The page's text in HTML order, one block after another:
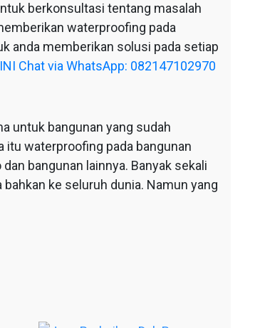
berkonsultasi tentang masalah
waterproofing pada
anda memberikan solusi pada setiap
Chat via WhatsApp: 082147102970
untuk bangunan yang sudah
itu waterproofing pada bangunan
bangunan lainnya. Banyak sekali
ke seluruh dunia. Namun yang